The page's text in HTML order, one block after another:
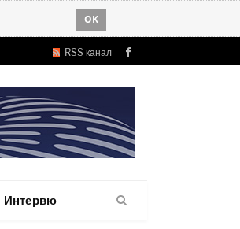
OK
RSS канал Facebook
Интервю